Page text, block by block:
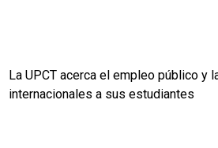
La UPCT acerca el empleo público y
internacionales a sus estudiantes